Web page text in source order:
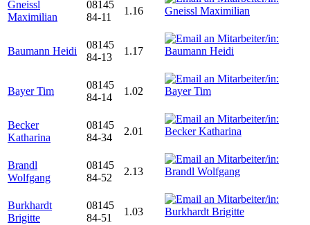
Gneissl
Maximilian
08145
84-11
1.16
Baumann Heidi
08145
84-13
1.17
Bayer Tim
08145
84-14
1.02
Becker
Katharina
08145
84-34
2.01
Brandl
Wolfgang
08145
84-52
2.13
Burkhardt
Brigitte
08145
84-51
1.03